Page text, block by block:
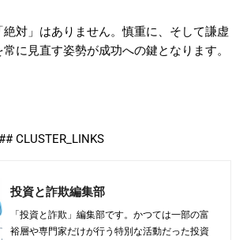
対」はありません。慎重に、そして謙虚
に見直す姿勢が成功への鍵となります。
CLUSTER_LINKS
投資と詐欺編集部
「投資と詐欺」編集部です。かつては一部の富
裕層や専門家だけが行う特別な活動だった投資